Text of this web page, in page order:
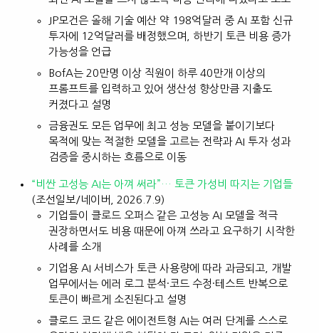
JP모건은 올해 기술 예산 약 198억달러 중 AI 포함 신규
투자에 12억달러를 배정했으며, 하반기 토큰 비용 증가
가능성을 언급
BofA는 20만명 이상 직원이 하루 40만개 이상의
프롬프트를 입력하고 있어 생산성 향상만큼 지출도
커졌다고 설명
금융권도 모든 업무에 최고 성능 모델을 붙이기보다
목적에 맞는 적절한 모델을 고르는 전략과 AI 투자 성과
검증을 중시하는 흐름으로 이동
“비싼 고성능 AI는 아껴 써라”… 토큰 가성비 따지는 기업들
(조선일보/네이버, 2026.7.9)
기업들이 클로드 오퍼스 같은 고성능 AI 모델을 적극
권장하면서도 비용 때문에 아껴 쓰라고 요구하기 시작한
사례를 소개
기업용 AI 서비스가 토큰 사용량에 따라 과금되고, 개발
업무에서는 에러 로그 분석·코드 수정·테스트 반복으로
토큰이 빠르게 소진된다고 설명
클로드 코드 같은 에이전트형 AI는 여러 단계를 스스로